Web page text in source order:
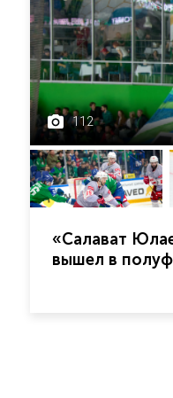
112
«Салават
вышел в